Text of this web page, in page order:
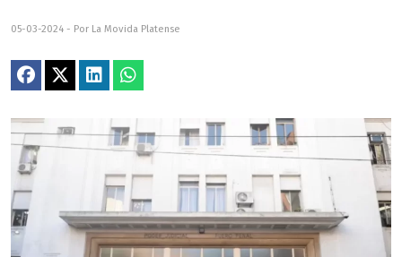
05-03-2024 - Por La Movida Platense